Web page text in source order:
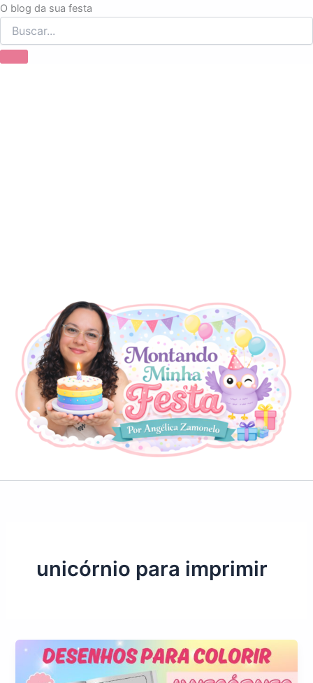
O blog da sua festa
Ir
para
o
unicórnio para imprimir